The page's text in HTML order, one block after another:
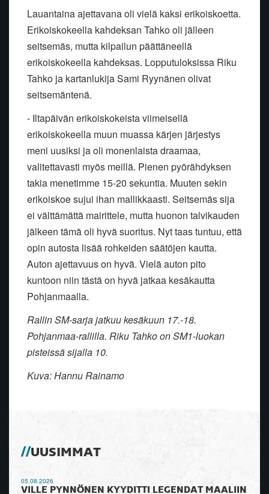
Lauantaina ajettavana oli vielä kaksi erikoiskoetta.
Erikoiskokeella kahdeksan Tahko oli jälleen
seitsemäs, mutta kilpailun päättäneellä
erikoiskokeella kahdeksas. Lopputuloksissa Riku
Tahko ja kartanlukija Sami Ryynänen olivat
seitsemäntenä.
- Iltapäivän erikoiskokeista viimeisellä
erikoiskokeella muun muassa kärjen järjestys
meni uusiksi ja oli monenlaista draamaa,
valitettavasti myös meillä. Pienen pyörähdyksen
takia menetimme 15-20 sekuntia. Muuten sekin
erikoiskoe sujui ihan mallikkaasti. Seitsemäs sija
ei välttämättä mairittele, mutta huonon talvikauden
jälkeen tämä oli hyvä suoritus. Nyt taas tuntuu, että
opin autosta lisää rohkeiden säätöjen kautta.
Auton ajettavuus on hyvä. Vielä auton pito
kuntoon niin tästä on hyvä jatkaa kesäkautta
Pohjanmaalla.
Rallin SM-sarja jatkuu kesäkuun 17.-18.
Pohjanmaa-rallilla. Riku Tahko on SM1-luokan
pisteissä sijalla 10.
Kuva: Hannu Rainamo
UUSIMMAT
05.08.2026
VILLE PYNNÖNEN KYYDITTI LEGENDAT MAALIIN